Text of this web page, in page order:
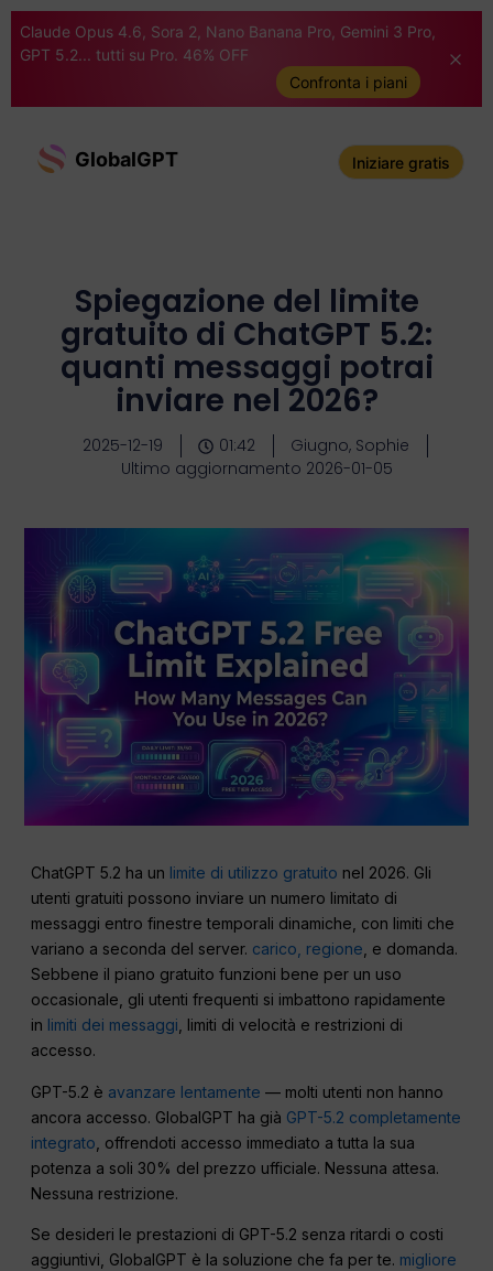
Claude Opus 4.6, Sora 2, Nano Banana Pro, Gemini 3 Pro,
GPT 5.2... tutti su Pro. 46% OFF
Confronta i piani
GlobalGPT Iniziare gratis
Spiegazione del limite
gratuito di ChatGPT 5.2:
quanti messaggi potrai
inviare nel 2026?
2025-12-19 01:42
Giugno, Sophie
Ultimo aggiornamento 2026-01-05
ChatGPT 5.2 ha un limite di utilizzo gratuito nel 2026. Gli
utenti gratuiti possono inviare un numero limitato di
messaggi entro finestre temporali dinamiche, con limiti che
variano a seconda del server. carico, regione , e domanda.
Sebbene il piano gratuito funzioni bene per un uso
occasionale, gli utenti frequenti si imbattono rapidamente
in limiti dei messaggi , limiti di velocità e restrizioni di
accesso.
GPT-5.2 è avanzare lentamente — molti utenti non hanno
ancora accesso. GlobalGPT ha già GPT-5.2 completamente
integrato , offrendoti accesso immediato a tutta la sua
potenza a soli 30% del prezzo ufficiale. Nessuna attesa.
Nessuna restrizione.
Se desideri le prestazioni di GPT-5.2 senza ritardi o costi
aggiuntivi, GlobalGPT è la soluzione che fa per te. migliore